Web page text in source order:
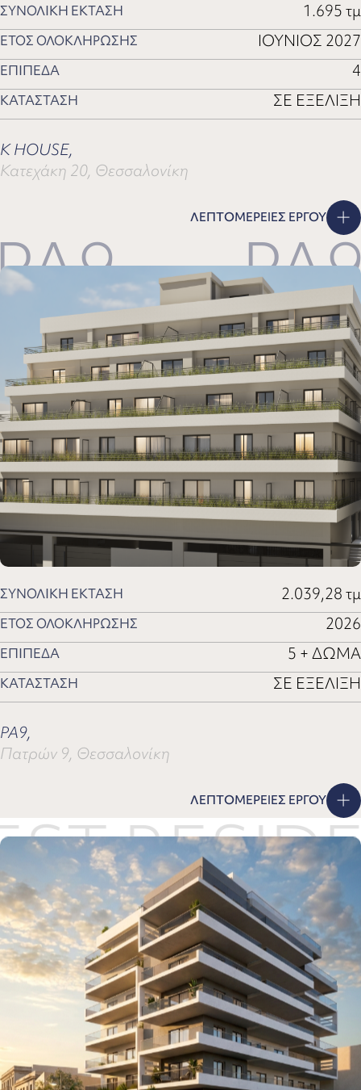
ΣΥΝΟΛΙΚΗ ΕΚΤΑΣΗ 1.695 τμ
ΕΤΟΣ ΟΛΟΚΛΗΡΩΣΗΣ ΙΟΥΝΙΟΣ 2027
ΕΠΙΠΕΔΑ 4
ΚΑΤΑΣΤΑΣΗ ΣΕ ΕΞΕΛΙΞΗ
K HOUSE,
Κατεχάκη 20, Θεσσαλονίκη
ΛΕΠΤΟΜΕΡΕΙΕΣ ΕΡΓΟΥ
PA9
ΣΥΝΟΛΙΚΗ ΕΚΤΑΣΗ 2.039,28 τμ
ΕΤΟΣ ΟΛΟΚΛΗΡΩΣΗΣ 2026
ΕΠΙΠΕΔΑ 5 + ΔΩΜΑ
ΚΑΤΑΣΤΑΣΗ ΣΕ ΕΞΕΛΙΞΗ
PA9,
Πατρών 9, Θεσσαλονίκη
ΛΕΠΤΟΜΕΡΕΙΕΣ ΕΡΓΟΥ